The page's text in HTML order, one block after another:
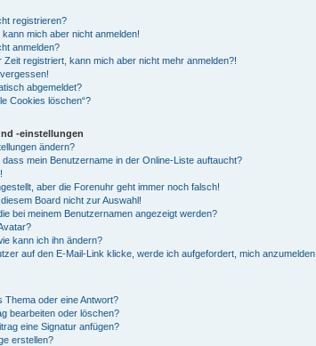
registrieren?
mich aber nicht anmelden!
anmelden?
Zeit registriert, kann mich aber nicht mehr anmelden?!
abgemeldet?
Cookies löschen“?
-einstellungen
ändern?
mein Benutzername in der Online-Liste auftaucht?
aber die Forenuhr geht immer noch falsch!
Board nicht zur Auswahl!
bei meinem Benutzernamen angezeigt werden?
kann ich ihn ändern?
auf den E-Mail-Link klicke, werde ich aufgefordert, mich anzumelden.
Thema oder eine Antwort?
bearbeiten oder löschen?
eine Signatur anfügen?
erstellen?